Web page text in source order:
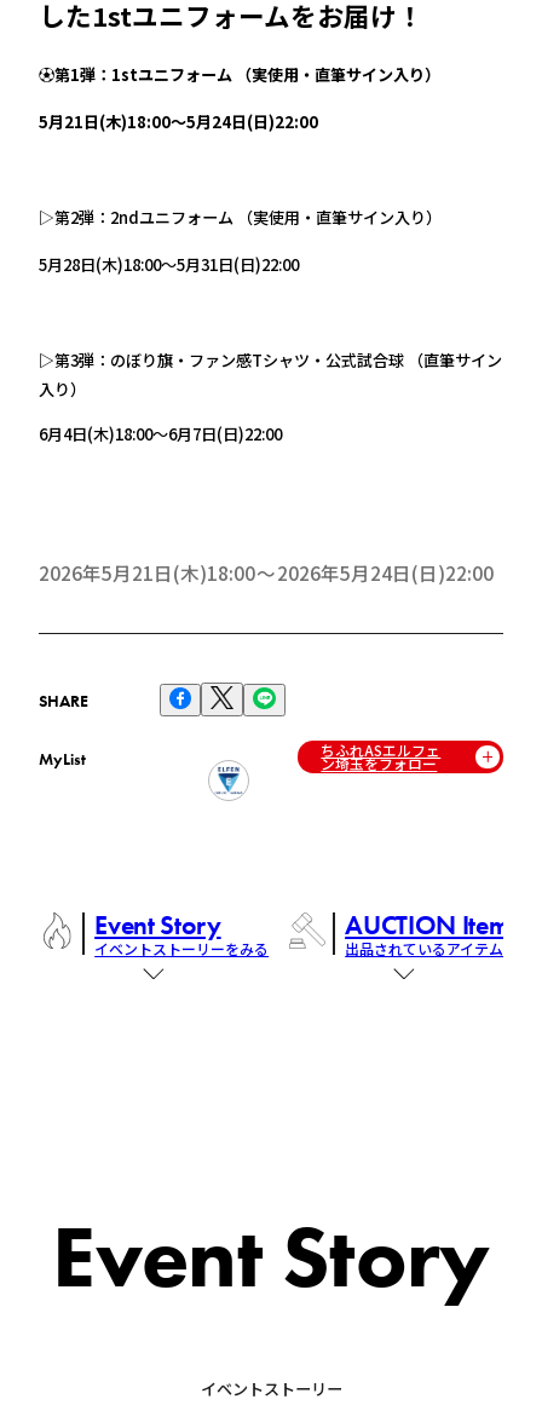
した1stユニフォームをお届け！
⚽第1弾：1stユニフォーム （実使用・直筆サイン入り）
5月21日(木)18:00～5月24日(日)22:00
▷第2弾：2ndユニフォーム （実使用・直筆サイン入り）
5月28日(木)18:00～5月31日(日)22:00
▷第3弾：のぼり旗・ファン感Tシャツ・公式試合球 （直筆サイン
入り）
6月4日(木)18:00～6月7日(日)22:00
2026年5月21日(木)18:00 2026年5月24日(日)22:00
SHARE
MyList ちふれASエルフェ
ン埼玉をフォロー
Event Story
イベントストーリーをみる
AUCTION Items
出品されているアイテム
Event Story
イベントストーリー